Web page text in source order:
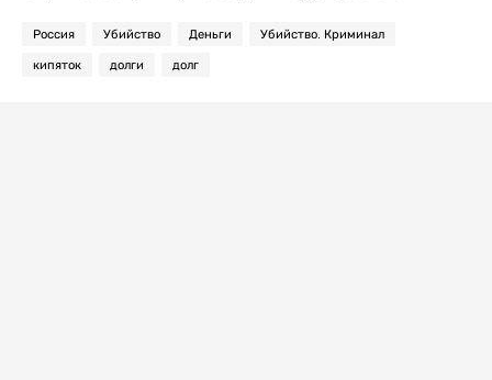
Россия Убийство Деньги Убийство. Криминал
кипяток долги долг